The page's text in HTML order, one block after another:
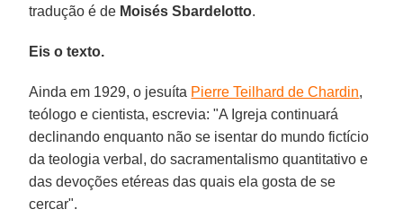
tradução é de Moisés Sbardelotto.
Eis o texto.
Ainda em 1929, o jesuíta Pierre Teilhard de Chardin,
teólogo e cientista, escrevia: "A Igreja continuará
declinando enquanto não se isentar do mundo fictício
da teologia verbal, do sacramentalismo quantitativo e
das devoções etéreas das quais ela gosta de se
cercar".